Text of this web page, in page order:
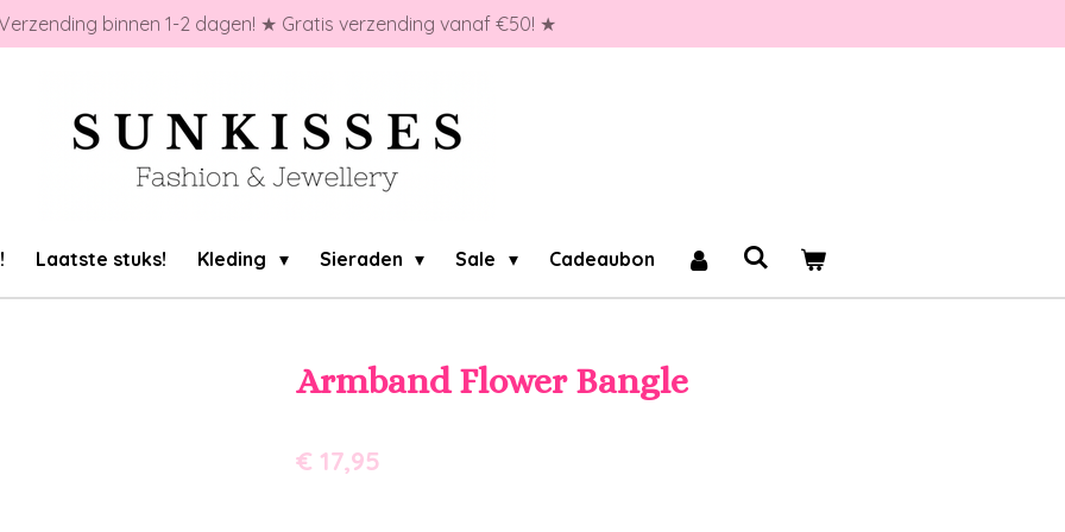
binnen 1-2 dagen! ★ Gratis verzending vanaf €50! ★
Laatste stuks! Kleding Sieraden Sale Cadeaubon
Armband Flower Bangle
€ 17,95